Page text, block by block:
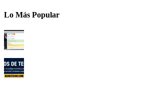
Lo Más Popular